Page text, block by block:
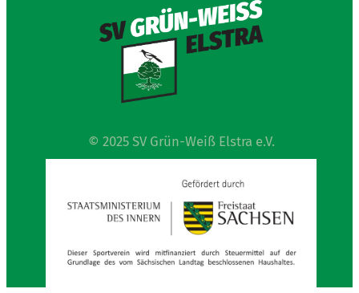
© 2025 SV Grün-Weiß Elstra e.V.